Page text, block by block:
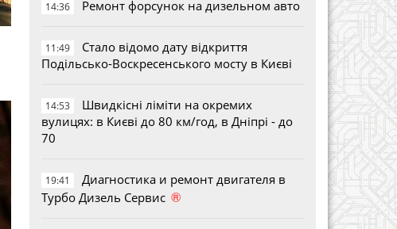
14:36 Ремонт форсунок на дизельном авто
11:49
Стало відомо дату відкриття
Подільсько-Воскресенського мосту в Києві
14:53
Швидкісні ліміти на окремих
вулицях: в Києві до 80 км/год, в Дніпрі - до
70
19:41
Диагностика и ремонт двигателя в
Турбо Дизель Сервис ®